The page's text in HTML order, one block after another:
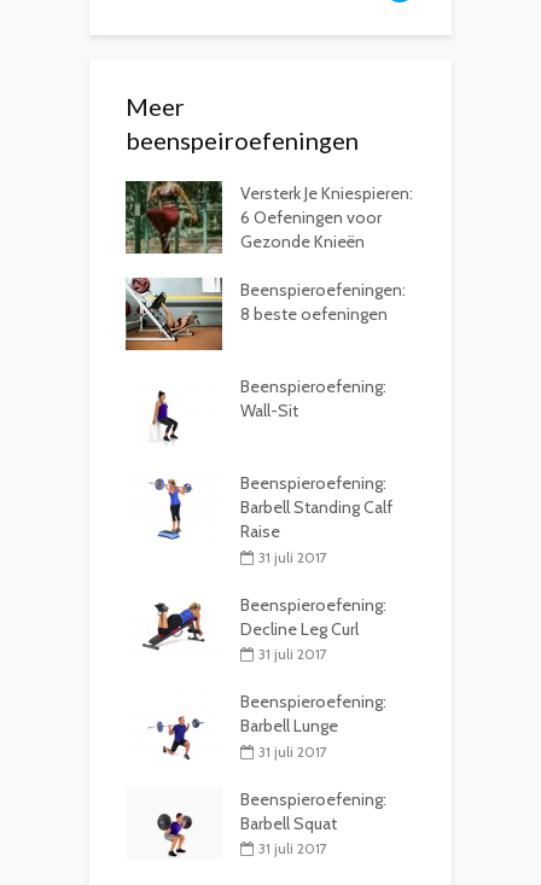
Meer
beenspeiroefeningen
Versterk Je Kniespieren:
6 Oefeningen voor
Gezonde Knieën
Beenspieroefeningen:
8 beste oefeningen
Beenspieroefening:
Wall-Sit
Beenspieroefening:
Barbell Standing Calf
Raise
31 juli 2017
Beenspieroefening:
Decline Leg Curl
31 juli 2017
Beenspieroefening:
Barbell Lunge
31 juli 2017
Beenspieroefening:
Barbell Squat
31 juli 2017